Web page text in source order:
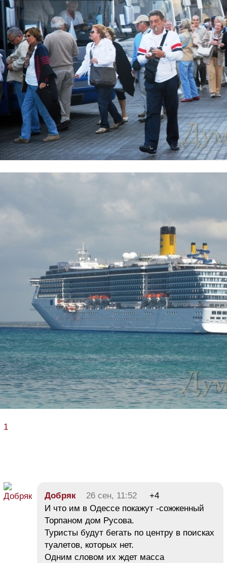
1
Добряк 26 сен, 11:52
+4
И что им в Одессе покажут -сожженный
Торпаном дом Русова.
Туристы будут бегать по центру в поисках
туалетов, которых нет.
Одним словом их ждет масса